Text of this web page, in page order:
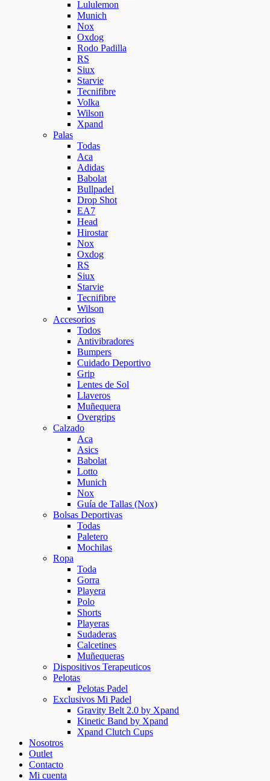
Lululemon
Munich
Nox
Oxdog
Rodo Padilla
RS
Siux
Starvie
Tecnifibre
Volka
Wilson
Xpand
Palas
Todas
Aca
Adidas
Babolat
Bullpadel
Drop Shot
EA7
Head
Hirostar
Nox
Oxdog
RS
Siux
Starvie
Tecnifibre
Wilson
Accesorios
Todos
Antivibradores
Bumpers
Cuidado Deportivo
Grip
Lentes de Sol
Llaveros
Muñequera
Overgrips
Calzado
Aca
Asics
Babolat
Lotto
Munich
Nox
Guía de Tallas (Nox)
Bolsas Deportivas
Todas
Paletero
Mochilas
Ropa
Toda
Gorra
Playera
Polo
Shorts
Playeras
Sudaderas
Calcetines
Muñequeras
Dispositivos Terapeuticos
Pelotas
Pelotas Padel
Exclusivos Mi Padel
Gravity Belt 2.0 by Xpand
Kinetic Band by Xpand
Xpand Clutch Cups
Nosotros
Outlet
Contacto
Mi cuenta